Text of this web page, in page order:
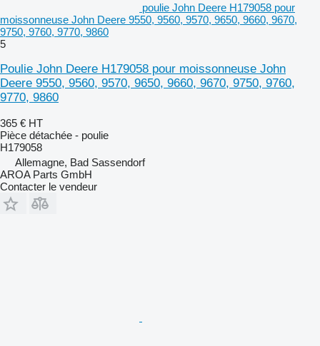
poulie John Deere H179058 pour
moissonneuse John Deere 9550, 9560, 9570, 9650, 9660, 9670,
9750, 9760, 9770, 9860
5
Poulie John Deere H179058 pour moissonneuse John
Deere 9550, 9560, 9570, 9650, 9660, 9670, 9750, 9760,
9770, 9860
365 € HT
Pièce détachée - poulie
H179058
Allemagne, Bad Sassendorf
AROA Parts GmbH
Contacter le vendeur